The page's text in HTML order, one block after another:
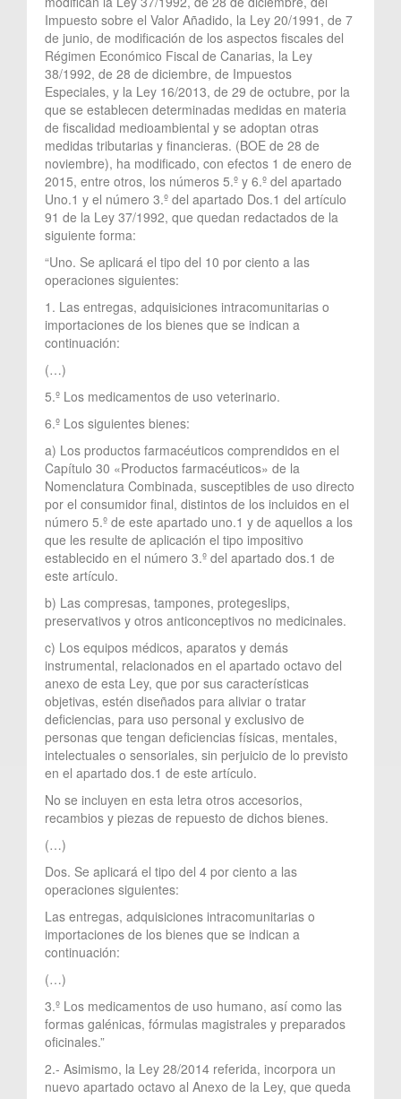
Impuesto sobre el Valor Añadido, la Ley 20/1991, de 7
de junio, de modificación de los aspectos fiscales del
Régimen Económico Fiscal de Canarias, la Ley
38/1992, de 28 de diciembre, de Impuestos
Especiales, y la Ley 16/2013, de 29 de octubre, por la
que se establecen determinadas medidas en materia
de fiscalidad medioambiental y se adoptan otras
medidas tributarias y financieras. (BOE de 28 de
noviembre), ha modificado, con efectos 1 de enero de
2015, entre otros, los números 5.º y 6.º del apartado
Uno.1 y el número 3.º del apartado Dos.1 del artículo
91 de la Ley 37/1992, que quedan redactados de la
siguiente forma:
“Uno. Se aplicará el tipo del 10 por ciento a las
operaciones siguientes:
1. Las entregas, adquisiciones intracomunitarias o
importaciones de los bienes que se indican a
continuación:
(…)
5.º Los medicamentos de uso veterinario.
6.º Los siguientes bienes:
a) Los productos farmacéuticos comprendidos en el
Capítulo 30 «Productos farmacéuticos» de la
Nomenclatura Combinada, susceptibles de uso directo
por el consumidor final, distintos de los incluidos en el
número 5.º de este apartado uno.1 y de aquellos a los
que les resulte de aplicación el tipo impositivo
establecido en el número 3.º del apartado dos.1 de
este artículo.
b) Las compresas, tampones, protegeslips,
preservativos y otros anticonceptivos no medicinales.
c) Los equipos médicos, aparatos y demás
instrumental, relacionados en el apartado octavo del
anexo de esta Ley, que por sus características
objetivas, estén diseñados para aliviar o tratar
deficiencias, para uso personal y exclusivo de
personas que tengan deficiencias físicas, mentales,
intelectuales o sensoriales, sin perjuicio de lo previsto
en el apartado dos.1 de este artículo.
No se incluyen en esta letra otros accesorios,
recambios y piezas de repuesto de dichos bienes.
(…)
Dos. Se aplicará el tipo del 4 por ciento a las
operaciones siguientes:
Las entregas, adquisiciones intracomunitarias o
importaciones de los bienes que se indican a
continuación:
(…)
3.º Los medicamentos de uso humano, así como las
formas galénicas, fórmulas magistrales y preparados
oficinales.”
2.- Asimismo, la Ley 28/2014 referida, incorpora un
nuevo apartado octavo al Anexo de la Ley, que queda